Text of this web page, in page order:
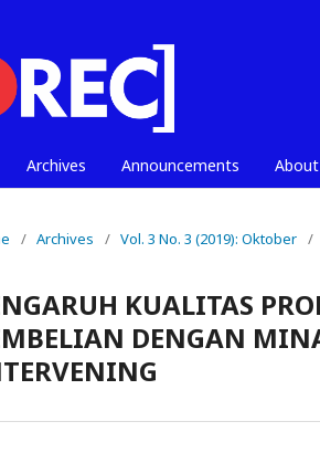
Archives Announcements About
/ Archives / Vol. 3 No. 3 (2019): Oktober /
KUALITAS
DENGAN